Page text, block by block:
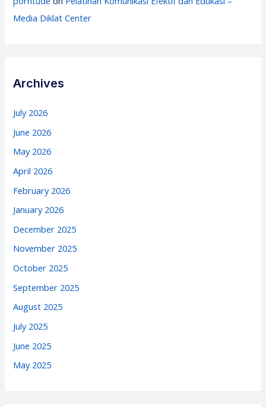
Media Diklat Center
Archives
July 2026
June 2026
May 2026
April 2026
February 2026
January 2026
December 2025
November 2025
October 2025
September 2025
August 2025
July 2025
June 2025
May 2025